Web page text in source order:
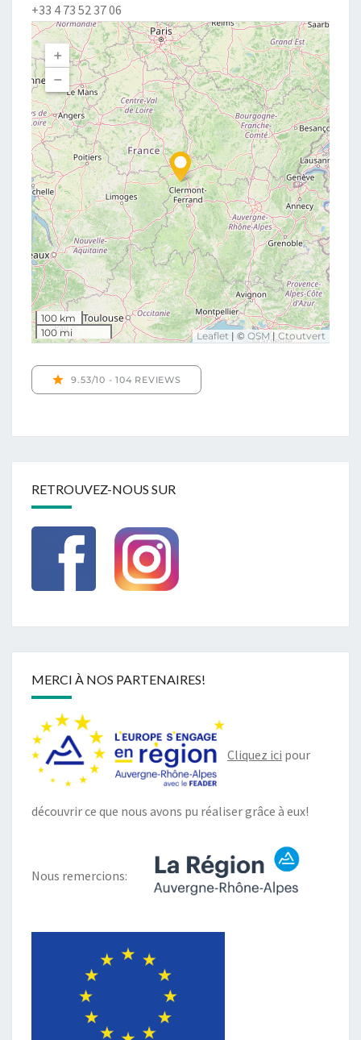
+33 4 73 52 37 06
RETROUVEZ-NOUS SUR
MERCI À NOS PARTENAIRES!
Cliquez ici pour
découvrir ce que nous avons pu réaliser grâce à eux!
Nous remercions: